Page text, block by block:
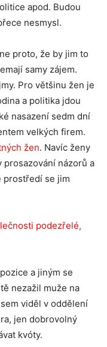
apod. Budou
nesmysl.
proto, že by jim to
samy zájem.
Pro většinu žen je
a politika jdou
nasazení sedm dní
velkých firem.
žen. Navíc ženy
názorů a
prostředí se jim
podezřelé,
a jiným se
nezažil muže na
viděl v oddělení
jen dobrovolný
kvóty.